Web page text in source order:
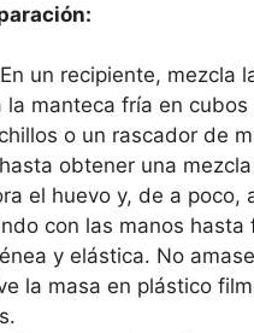
En un recipiente, mezcla
la manteca fría en
o un rascador de
obtener una
el huevo y, de a poco,
con las manos hasta
y elástica. No
la masa en plástico